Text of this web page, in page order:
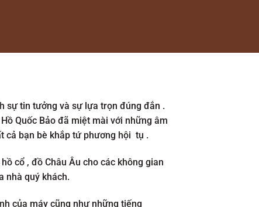
sự tin tưởng và sự lựa trọn đúng đắn .
Quốc Bảo đã miệt mài với những âm
cả bạn bè khắp tứ phương hội tụ .
cổ , đồ Châu Âu cho các không gian
nhà quý khách.
của máy cũng như những tiếng